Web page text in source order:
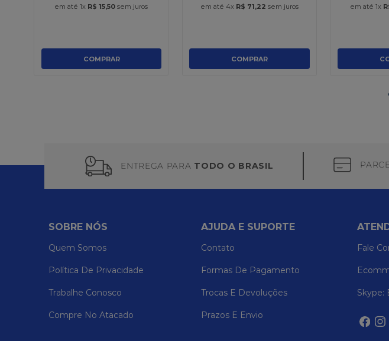
em até1x R$ 15,50 sem juros
COMPRAR
em até 4x R$ 71,22 sem juros
COMPRAR
em até1x
ENTREGA PARA TODO O BRASIL
SOBRE NÓS
Quem Somos
Política De Privacidade
Trabalhe Conosco
Compre No Atacado
AJUDA E SUPORTE
Contato
Formas De Pagamento
Trocas E Devoluções
Prazos E Envio
Fale
Skype: